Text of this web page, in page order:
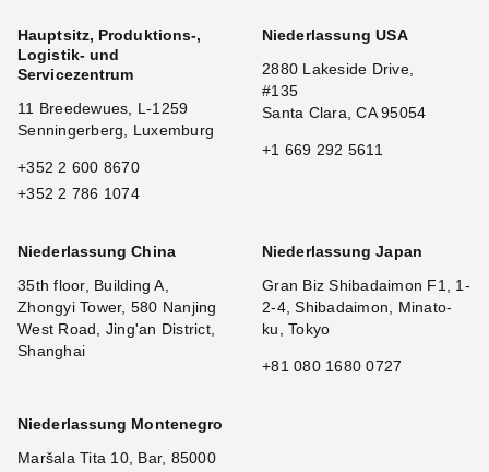
Hauptsitz, Produktions-,
Logistik- und
Servicezentrum
11 Breedewues, L-1259
Senningerberg, Luxemburg
+352 2 600 8670
+352 2 786 1074
Niederlassung USA
2880 Lakeside Drive,
#135
Santa Clara, CA 95054
+1 669 292 5611
Niederlassung China
35th floor, Building A,
Zhongyi Tower, 580 Nanjing
West Road, Jing'an District,
Shanghai
Niederlassung Japan
Gran Biz Shibadaimon F1, 1-
2-4, Shibadaimon, Minato-
ku, Tokyo
+81 080 1680 0727
Niederlassung Montenegro
Maršala Tita 10, Bar, 85000